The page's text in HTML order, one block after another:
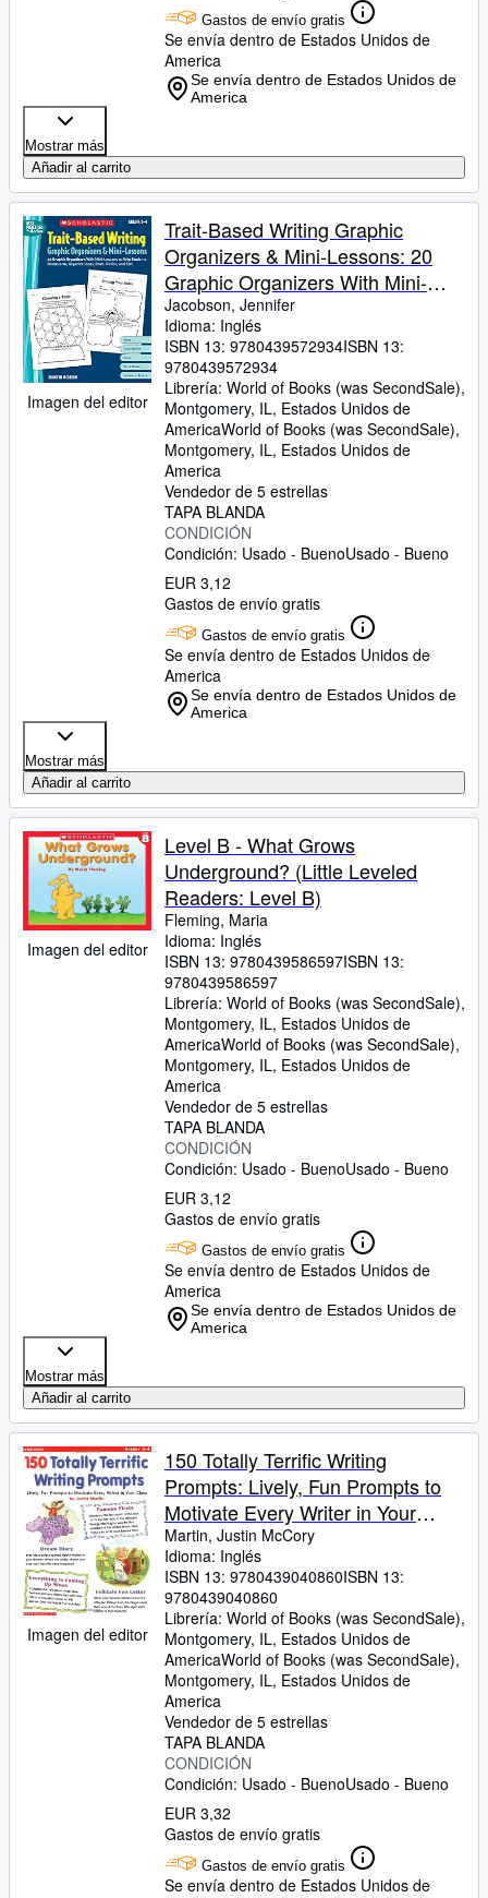
Gastos de envío gratis
Se envía dentro de Estados Unidos de
America
Se envía dentro de Estados Unidos de
America
Mostrar más
Añadir al carrito
Imagen del editor
Trait-Based Writing Graphic
Organizers & Mini-Lessons: 20
Graphic Organizers With Mini-
Lessons to Help Students
Brainstorm, Organize Ideas, Draft,
Revise, and Edit (Best Practices in
Action)
Jacobson, Jennifer
Idioma: Inglés
ISBN 13: 9780439572934ISBN 13:
9780439572934
Librería: World of Books (was SecondSale),
Montgomery, IL, Estados Unidos de
AmericaWorld of Books (was SecondSale),
Montgomery, IL, Estados Unidos de
America
Vendedor de 5 estrellas
TAPA BLANDA
CONDICIÓN
Condición: Usado - BuenoUsado - Bueno
EUR 3,12
Gastos de envío gratis
Gastos de envío gratis
Se envía dentro de Estados Unidos de
America
Se envía dentro de Estados Unidos de
America
Mostrar más
Añadir al carrito
Imagen del editor
Level B - What Grows
Underground? (Little Leveled
Readers: Level B)
Fleming, Maria
Idioma: Inglés
ISBN 13: 9780439586597ISBN 13:
9780439586597
Librería: World of Books (was SecondSale),
Montgomery, IL, Estados Unidos de
AmericaWorld of Books (was SecondSale),
Montgomery, IL, Estados Unidos de
America
Vendedor de 5 estrellas
TAPA BLANDA
CONDICIÓN
Condición: Usado - BuenoUsado - Bueno
EUR 3,12
Gastos de envío gratis
Gastos de envío gratis
Se envía dentro de Estados Unidos de
America
Se envía dentro de Estados Unidos de
America
Mostrar más
Añadir al carrito
Imagen del editor
150 Totally Terrific Writing
Prompts: Lively, Fun Prompts to
Motivate Every Writer in Your
Class
Martin, Justin McCory
Idioma: Inglés
ISBN 13: 9780439040860ISBN 13:
9780439040860
Librería: World of Books (was SecondSale),
Montgomery, IL, Estados Unidos de
AmericaWorld of Books (was SecondSale),
Montgomery, IL, Estados Unidos de
America
Vendedor de 5 estrellas
TAPA BLANDA
CONDICIÓN
Condición: Usado - BuenoUsado - Bueno
EUR 3,32
Gastos de envío gratis
Gastos de envío gratis
Se envía dentro de Estados Unidos de